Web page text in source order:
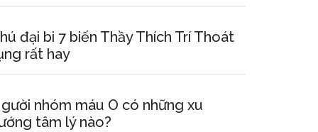
đại bi 7 biến Thầy Thích Trí Thoát
rất hay
nhóm máu O có những xu
tâm lý nào?